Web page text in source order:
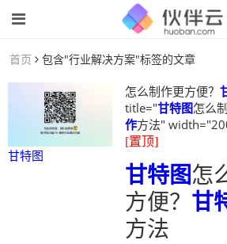
首页 包含"行业解决方案"标签的文章
甘特图
怎么制作更方便？
title="甘特图怎么
作方法"
[置顶]
甘特图怎
方便？ 甘
方法